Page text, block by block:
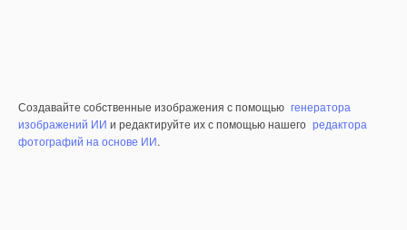
Создавайте собственные изображения с помощью генератора
изображений ИИ и редактируйте их с помощью нашего редактора
фотографий на основе ИИ.